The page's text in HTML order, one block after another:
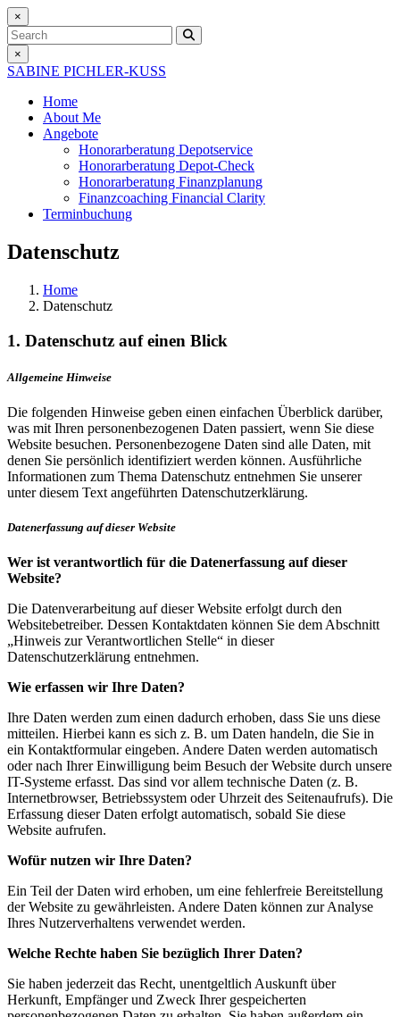
×
Search
×
SABINE PICHLER-KUSS
Home
About Me
Angebote
Honorarberatung Depotservice
Honorarberatung Depot-Check
Honorarberatung Finanzplanung
Finanzcoaching Financial Clarity
Terminbuchung
Datenschutz
Home
Datenschutz
1. Datenschutz auf einen Blick
Allgemeine Hinweise
Die folgenden Hinweise geben einen einfachen Überblick darüber,
was mit Ihren personenbezogenen Daten passiert, wenn Sie diese
Website besuchen. Personenbezogene Daten sind alle Daten, mit
denen Sie persönlich identifiziert werden können. Ausführliche
Informationen zum Thema Datenschutz entnehmen Sie unserer
unter diesem Text angeführten Datenschutzerklärung.
Datenerfassung auf dieser Website
Wer ist verantwortlich für die Datenerfassung auf dieser
Website?
Die Datenverarbeitung auf dieser Website erfolgt durch den
Websitebetreiber. Dessen Kontaktdaten können Sie dem Abschnitt
„Hinweis zur Verantwortlichen Stelle“ in dieser
Datenschutzerklärung entnehmen.
Wie erfassen wir Ihre Daten?
Ihre Daten werden zum einen dadurch erhoben, dass Sie uns diese
mitteilen. Hierbei kann es sich z. B. um Daten handeln, die Sie in
ein Kontaktformular eingeben. Andere Daten werden automatisch
oder nach Ihrer Einwilligung beim Besuch der Website durch unsere
IT-Systeme erfasst. Das sind vor allem technische Daten (z. B.
Internetbrowser, Betriebssystem oder Uhrzeit des Seitenaufrufs). Die
Erfassung dieser Daten erfolgt automatisch, sobald Sie diese
Website aufrufen.
Wofür nutzen wir Ihre Daten?
Ein Teil der Daten wird erhoben, um eine fehlerfreie Bereitstellung
der Website zu gewährleisten. Andere Daten können zur Analyse
Ihres Nutzerverhaltens verwendet werden.
Welche Rechte haben Sie bezüglich Ihrer Daten?
Sie haben jederzeit das Recht, unentgeltlich Auskunft über
Herkunft, Empfänger und Zweck Ihrer gespeicherten